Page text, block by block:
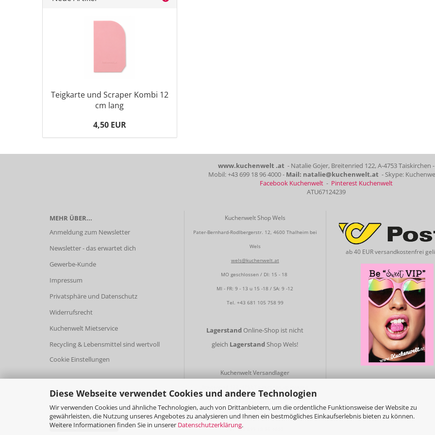
Diese Webseite verwendet Cookies und andere Technologien
Wir verwenden Cookies und ähnliche Technologien, auch von Drittanbietern, um die ordentliche Funktionsweise der Website zu
gewährleisten, die Nutzung unseres Angebotes zu analysieren und Ihnen ein bestmögliches Einkaufserlebnis bieten zu können.
Weitere Informationen finden Sie in unserer Datenschutzerklärung.
Teigkarte und Scraper Kombi 12
cm lang
4,50 EUR
www.kuchenwelt .at - Natalie Gojer, Breitenried 122, A-4753 Taiskirchen -
Mobil: +43 699 18 96 4000 - Mail: natalie@kuchenwelt.at - Skype:
Facebook Kuchenwelt - Pinterest Kuchenwelt
ATU67124239
MEHR ÜBER...
Anmeldung zum Newsletter
Newsletter - das erwartet dich
Gewerbe-Kunde
Impressum
Privatsphäre und Datenschutz
Widerrufsrecht
Kuchenwelt Mietservice
Recycling & Lebensmittel sind wertvoll
Cookie Einstellungen
Kuchenwelt Shop Wels
Pater-Bernhard-Rodlbergerstr. 12, 4600 Thalheim bei
Wels
wels@kuchenwelt.at
MO geschlossen / DI: 15 - 18
MI - FR: 9 - 13 u 15 -18 / SA: 9 -12
Tel. +43 681 105 758 99
Lagerstand Online-Shop ist nicht
gleich Lagerstand Shop Wels!
Kuchenwelt Versandlager
MO - FR: 9 - 13
Tel.+43 699 18 96 4000
ab 40 EUR versandkostenfrei
Vertrag widerrufen